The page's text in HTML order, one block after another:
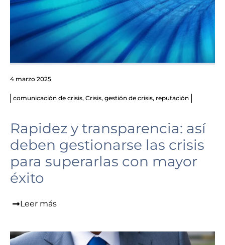
4 marzo 2025
comunicación de crisis, Crisis, gestión de crisis, reputación
Rapidez y transparencia: así
deben gestionarse las crisis
para superarlas con mayor
éxito
Leer más